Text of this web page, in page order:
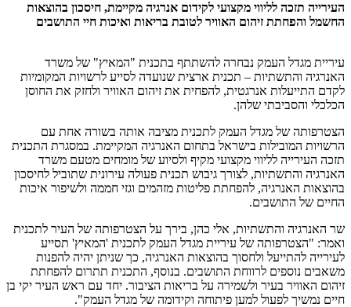
העירייה תזכה לליווי מקצועי לקידום אנרגיה מקיימת, חיסכון בהוצאות
החשמל והפחתת זיהום האוויר לטובת בריאות ואיכות חיי התושבים
עיריית מגדל העמק נבחרה להשתתף בתכנית "המאיץ" של משרד
האנרגיה והתשתיות – תכנית ארצית שנועדה לסייע לרשויות המקומיות
לקדם התייעלות אנרגטית, להפחית את זיהום האוויר ולחזק את החוסן
הכלכלי והסביבתי שלהן.
הצטרפותה של מגדל העמק לתכנית מציבה אותה בשורה אחת עם
הרשויות המובילות בישראל בתחום האנרגיה המקיימת. במסגרת התכנית
תזכה העירייה לליווי מקצועי מקיף ולסיוע של מומחים מטעם משרד
האנרגיה והתשתיות, לצורך גיבוש תכנית פעולה עירונית שתוביל לחיסכון
בהוצאות האנרגיה, להפחתת פליטות מזהמים וגזי חממה ולשיפור איכות
החיים של התושבים.
שר האנרגיה והתשתיות, אלי כהן, בירך על הצטרפותה של העיר לתכנית
ואמר: "הצטרפותה של עיריית מגדל העמק לתכנית 'המאיץ' תסייע
לעירייה להתייעל ולחסוך בהוצאות האנרגיה, כך שניתן יהיה להפנות
משאבים נוספים לרווחת התושבים. בנוסף, התכנית תתרום להפחתת
זיהום האוויר בעיר ולשמירה על בריאות הציבור. יחד עם ראש העיר יקי בן
חיים נמשיך לפעול למען פיתוחה וקידומה של מגדל העמק".